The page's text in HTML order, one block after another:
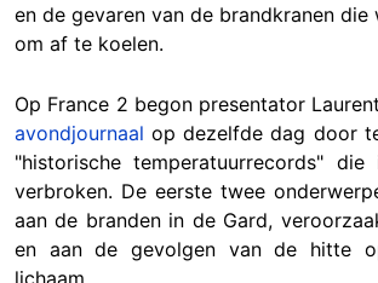
en de gevaren van de brandkranen die
om af te koelen.
Op France 2 begon presentator
avondjournaal op dezelfde dag door
"historische temperatuurrecords"
verbroken. De eerste twee
aan de branden in de Gard,
en aan de gevolgen van de hitte